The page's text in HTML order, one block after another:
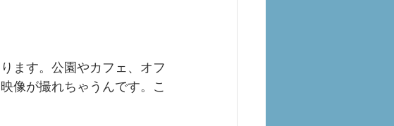
ます。公園やカフェ、オフ
像が撮れちゃうんです。こ